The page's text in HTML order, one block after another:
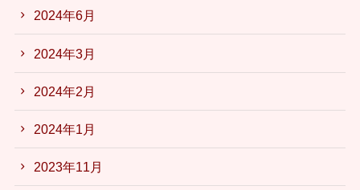
2024年6月
2024年3月
2024年2月
2024年1月
2023年11月